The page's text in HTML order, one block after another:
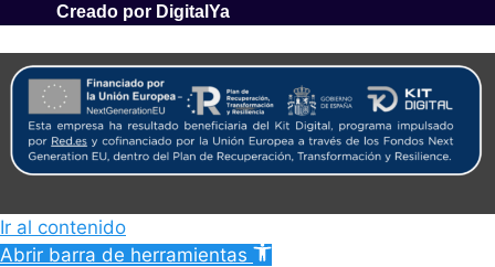
Creado por DigitalYa
Ir al contenido
Abrir barra de herramientas